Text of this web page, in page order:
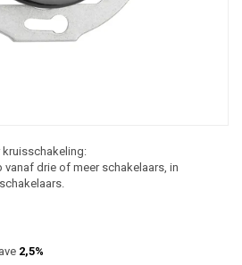
kruisschakeling:
vanaf drie of meer schakelaars, in
2,5%